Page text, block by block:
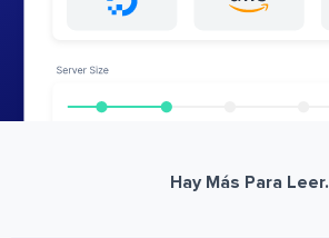
Hay Más Para Leer.